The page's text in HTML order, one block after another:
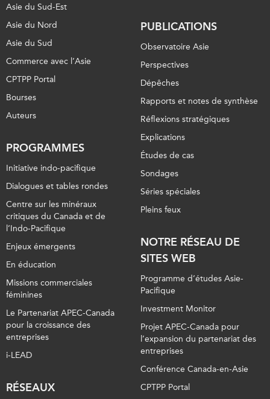
Asie du Sud-Est
Asie du Nord
Asie du Sud
Commerce avec l’Asie
CPTPP Portal
Bourses
Auteurs
PROGRAMMES
Initiative indo-pacifique
Dialogues et tables rondes
Centre sur les minéraux
critiques du Canada et de
l’Indo-Pacifique
Enjeux émergents
En éducation
Missions commerciales
féminines
Le Partenariat APEC-Canada
pour la croissance des
entreprises
i-LEAD
RÉSEAUX
PUBLICATIONS
Observatoire Asie
Perspectives
Dépêches
Rapports et notes de synthèse
Réflexions stratégiques
Explications
Études de cas
Sondages
Séries spéciales
Pleins feux
NOTRE RÉSEAU DE
SITES WEB
Programme d’études Asie-
Pacifique
Investment Monitor
Projet APEC-Canada pour
l’expansion du partenariat des
entreprises
Conférence Canada-en-Asie
CPTPP Portal